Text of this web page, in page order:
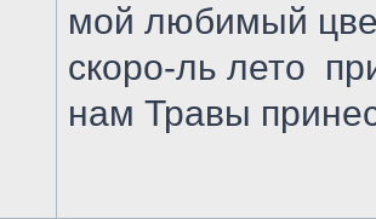
мой любимый
скоро-ль лето
нам Травы